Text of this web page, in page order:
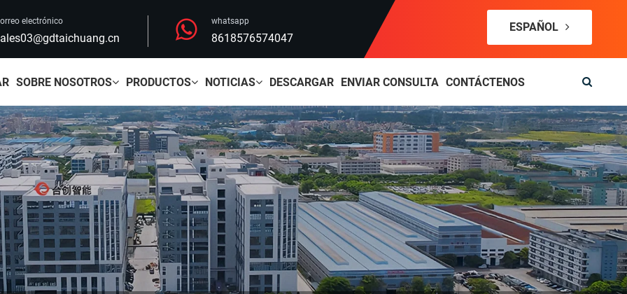
electrónico whatsapp
8618576574047
ESPAÑOL
SOBRE NOSOTROS PRODUCTOS NOTICIAS DESCARGAR ENVIAR CONSULTA CONTÁCTENOS